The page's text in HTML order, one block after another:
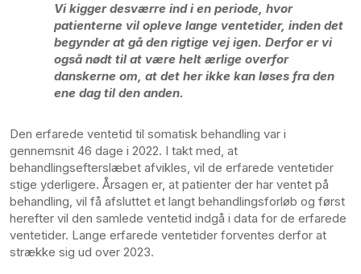
Vi kigger desværre ind i en periode, hvor
patienterne vil opleve lange ventetider, inden det
begynder at gå den rigtige vej igen. Derfor er vi
også nødt til at være helt ærlige overfor
danskerne om, at det her ikke kan løses fra den
ene dag til den anden.
Den erfarede ventetid til somatisk behandling var i
gennemsnit 46 dage i 2022. I takt med, at
behandlingsefterslæbet afvikles, vil de erfarede ventetider
stige yderligere. Årsagen er, at patienter der har ventet på
behandling, vil få afsluttet et langt behandlingsforløb og først
herefter vil den samlede ventetid indgå i data for de erfarede
ventetider. Lange erfarede ventetider forventes derfor at
strække sig ud over 2023.